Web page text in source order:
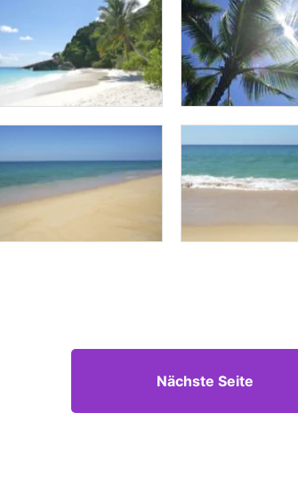
Nächste Seite